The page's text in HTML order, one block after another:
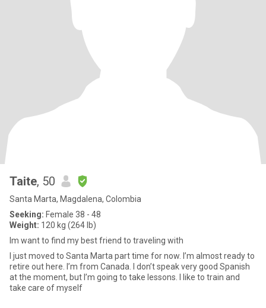
Taite, 50
Santa Marta, Magdalena, Colombia
Seeking: Female 38 - 48
Weight: 120 kg (264 lb)
Im want to find my best friend to traveling with
I just moved to Santa Marta part time for now. I’m almost ready to
retire out here. I’m from Canada. I don’t speak very good Spanish
at the moment, but I’m going to take lessons. I like to train and
take care of myself